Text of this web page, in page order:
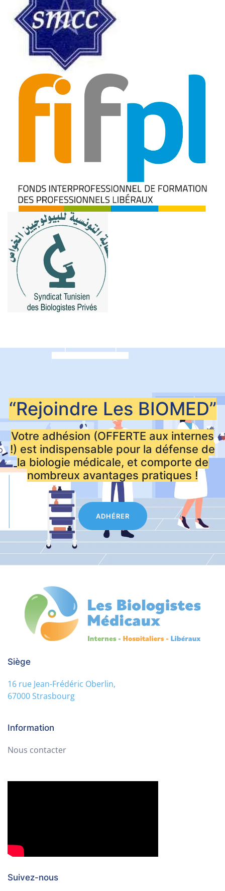
“Rejoindre Les BIOMED”
Votre adhésion (OFFERTE aux internes
!) est indispensable pour la défense de
la biologie médicale, et comporte de
nombreux avantages pratiques !
ADHÉRER
Siège
16 rue Jean-Frédéric Oberlin,
67000 Strasbourg
Information
Nous contacter
Suivez-nous